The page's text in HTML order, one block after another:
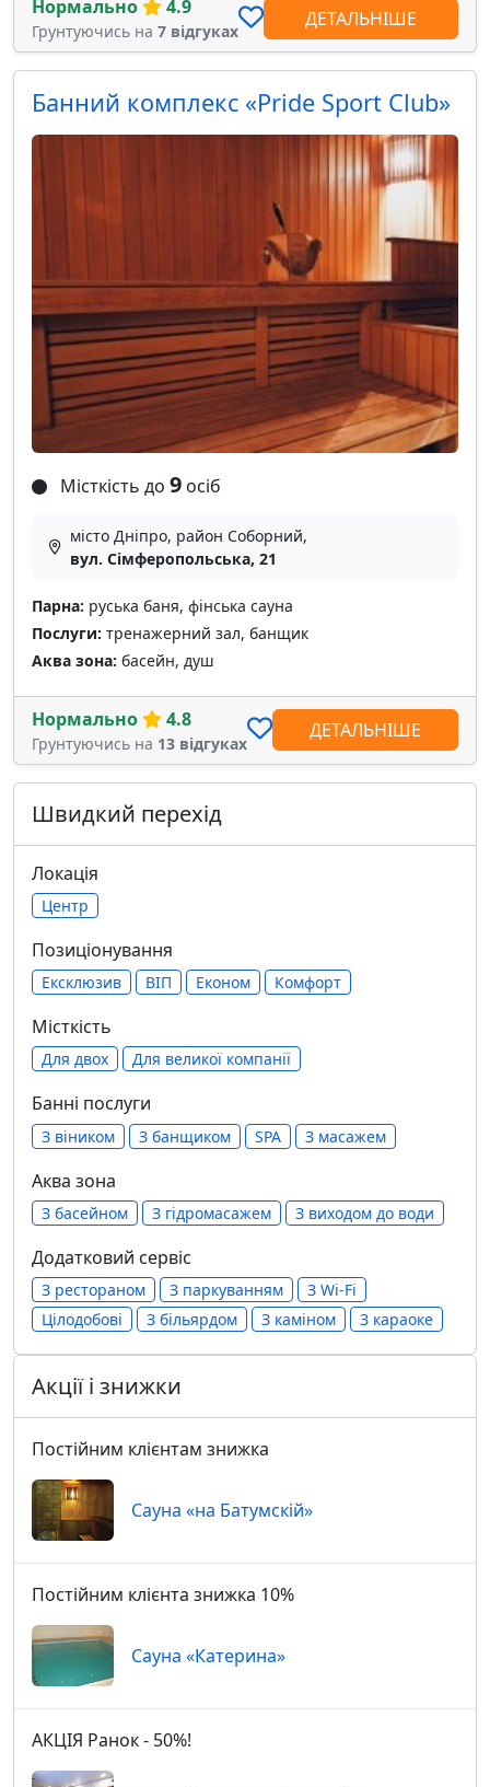
Нормально 4.9
Грунтуючись на 7 відгуках
ДЕТАЛЬНІШЕ
Банний комплекс «Pride Sport Club»
Місткість до 9 осіб
місто Дніпро, район Соборний,
вул. Сімферопольська, 21
Парна: руська баня, фінська сауна
Послуги: тренажерний зал, банщик
Аква зона: басейн, душ
Нормально 4.8
Грунтуючись на 13 відгуках
ДЕТАЛЬНІШЕ
Швидкий перехід
Локація
Центр
Позиціонування
Ексклюзив ВІП Економ Комфорт
Місткість
Для двох Для великої компанії
Банні послуги
З віником З банщиком SPA З масажем
Аква зона
З басейном З гідромасажем З виходом до води
Додатковий сервіс
З рестораном З паркуванням
З Wi-Fi
Цілодобові
З більярдом З каміном З караоке
Акції і знижки
Постійним клієнтам знижка
Сауна «на Батумскій»
Постійним клієнта знижка 10%
Сауна «Катерина»
АКЦІЯ Ранок - 50%!